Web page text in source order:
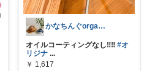
かなちんぐorganic+simple
オイルコーティングなし‼️‼️ #オ
リジナ ...
￥ 1,617